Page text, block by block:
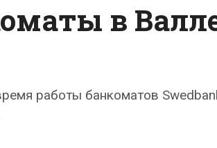
в
работы банкоматов